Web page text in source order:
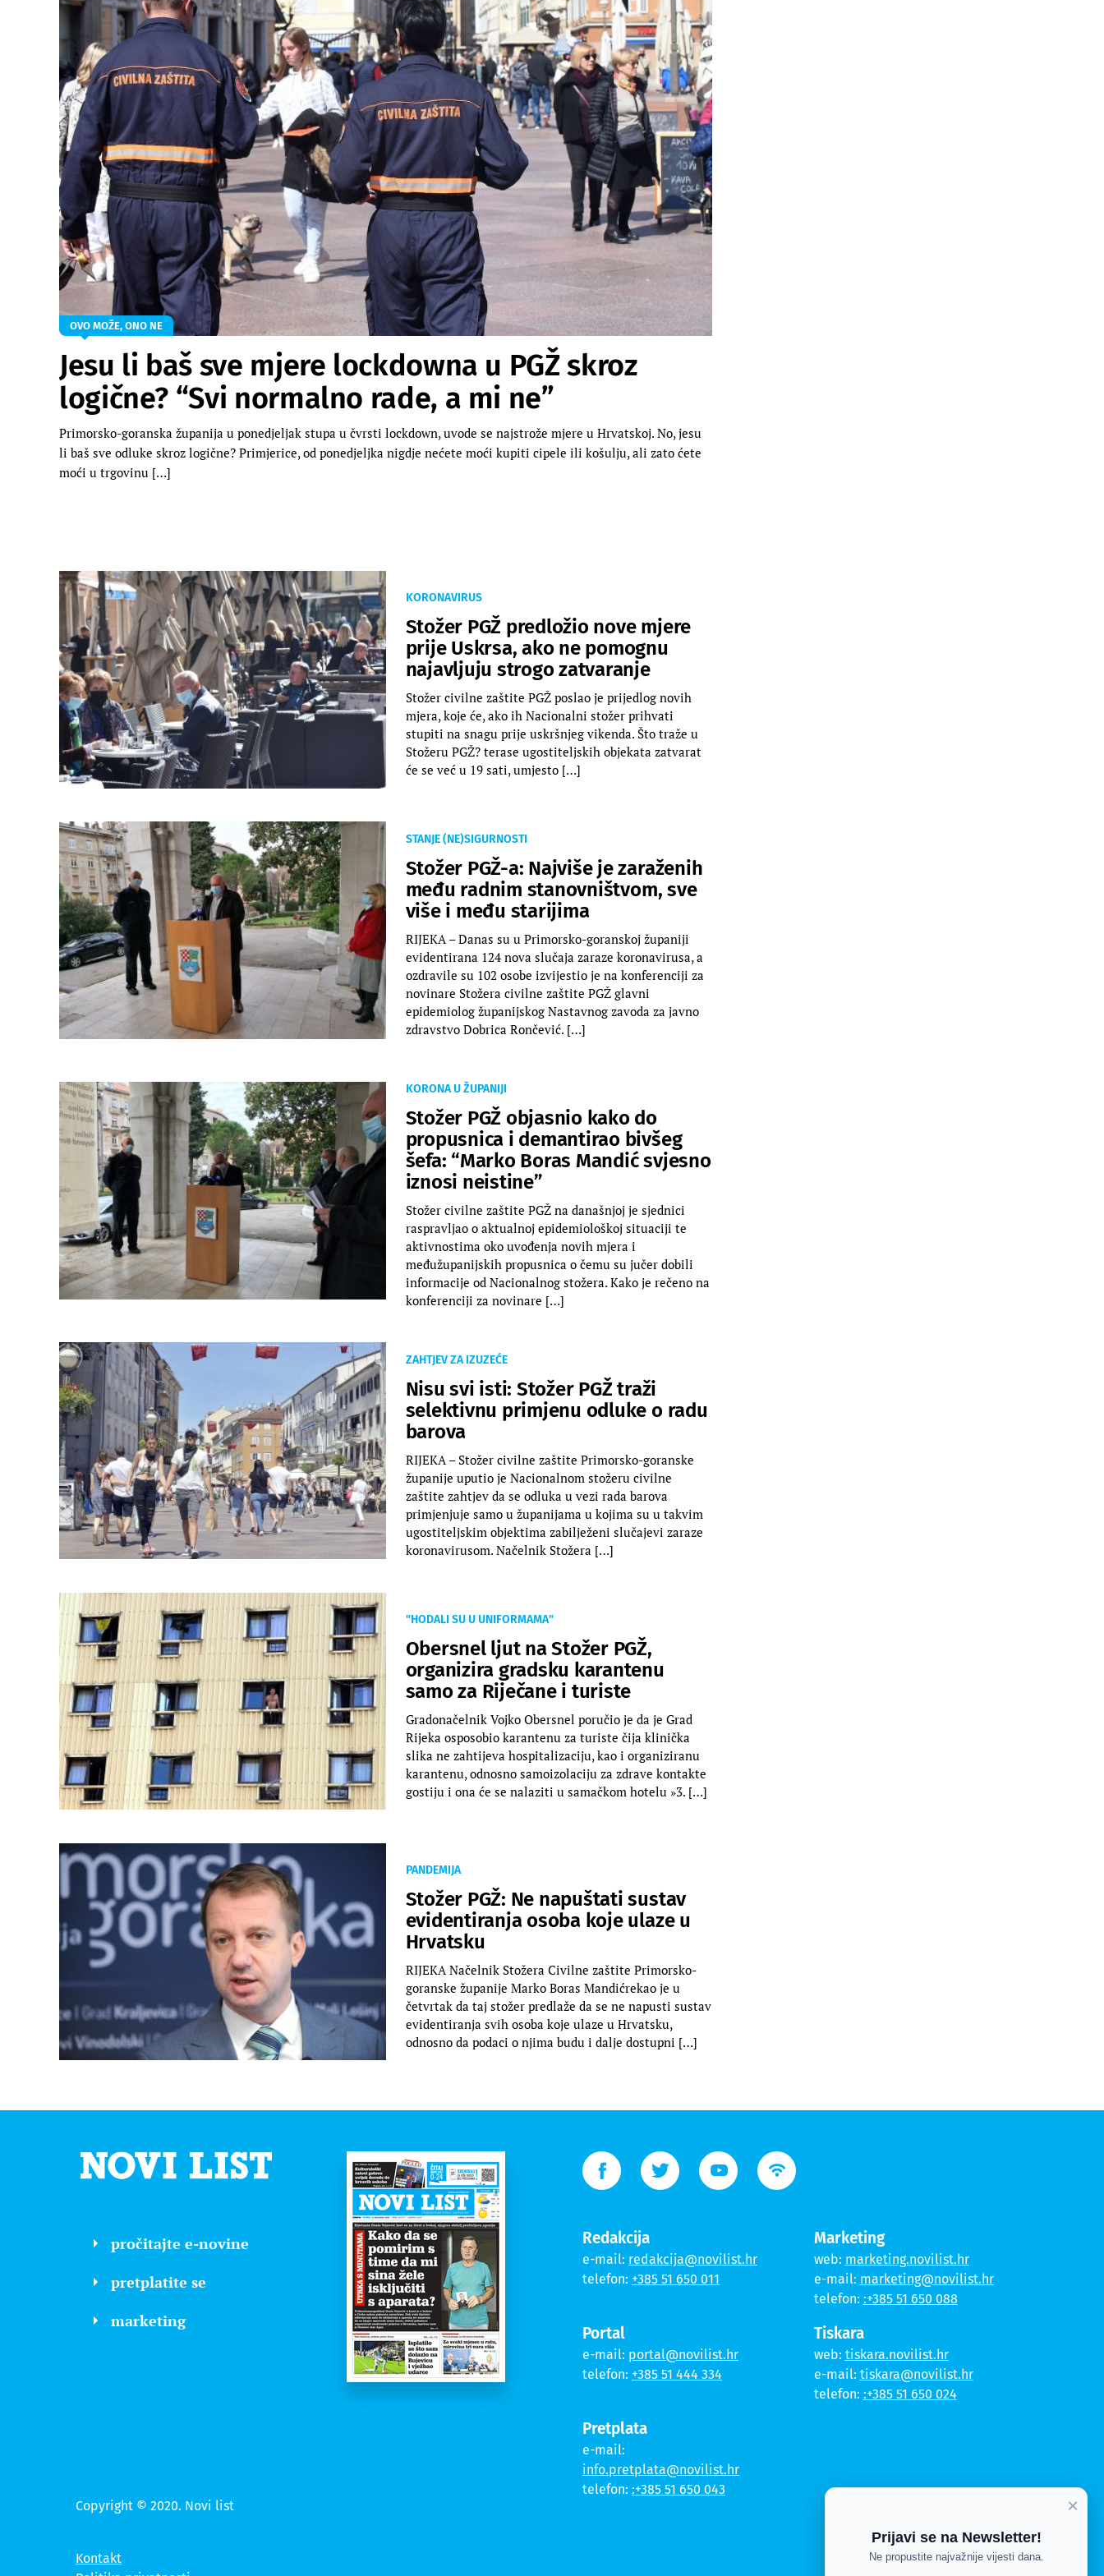
OVO MOŽE, ONO NE
Jesu li baš sve mjere lockdowna u PGŽ skroz
logične? “Svi normalno rade, a mi ne”
Primorsko-goranska županija u ponedjeljak stupa u čvrsti lockdown, uvode se najstrože mjere u Hrvatskoj. No, jesu
li baš sve odluke skroz logične? Primjerice, od ponedjeljka nigdje nećete moći kupiti cipele ili košulju, ali zato ćete
moći u trgovinu […]
KORONAVIRUS
Stožer PGŽ predložio nove mjere
prije Uskrsa, ako ne pomognu
najavljuju strogo zatvaranje
Stožer civilne zaštite PGŽ poslao je prijedlog novih
mjera, koje će, ako ih Nacionalni stožer prihvati
stupiti na snagu prije uskršnjeg vikenda. Što traže u
Stožeru PGŽ? terase ugostiteljskih objekata zatvarat
će se već u 19 sati, umjesto […]
STANJE (NE)SIGURNOSTI
Stožer PGŽ-a: Najviše je zaraženih
među radnim stanovništvom, sve
više i među starijima
RIJEKA – Danas su u Primorsko-goranskoj županiji
evidentirana 124 nova slučaja zaraze koronavirusa, a
ozdravile su 102 osobe izvijestio je na konferenciji za
novinare Stožera civilne zaštite PGŽ glavni
epidemiolog županijskog Nastavnog zavoda za javno
zdravstvo Dobrica Rončević. […]
KORONA U ŽUPANIJI
Stožer PGŽ objasnio kako do
propusnica i demantirao bivšeg
šefa: “Marko Boras Mandić svjesno
iznosi neistine”
Stožer civilne zaštite PGŽ na današnjoj je sjednici
raspravljao o aktualnoj epidemiološkoj situaciji te
aktivnostima oko uvođenja novih mjera i
međužupanijskih propusnica o čemu su jučer dobili
informacije od Nacionalnog stožera. Kako je rečeno na
konferenciji za novinare […]
ZAHTJEV ZA IZUZEĆE
Nisu svi isti: Stožer PGŽ traži
selektivnu primjenu odluke o radu
barova
RIJEKA – Stožer civilne zaštite Primorsko-goranske
županije uputio je Nacionalnom stožeru civilne
zaštite zahtjev da se odluka u vezi rada barova
primjenjuje samo u županijama u kojima su u takvim
ugostiteljskim objektima zabilježeni slučajevi zaraze
koronavirusom. Načelnik Stožera […]
"HODALI SU U UNIFORMAMA"
Obersnel ljut na Stožer PGŽ,
organizira gradsku karantenu
samo za Riječane i turiste
Gradonačelnik Vojko Obersnel poručio je da je Grad
Rijeka osposobio karantenu za turiste čija klinička
slika ne zahtijeva hospitalizaciju, kao i organiziranu
karantenu, odnosno samoizolaciju za zdrave kontakte
gostiju i ona će se nalaziti u samačkom hotelu »3. […]
PANDEMIJA
Stožer PGŽ: Ne napuštati sustav
evidentiranja osoba koje ulaze u
Hrvatsku
RIJEKA Načelnik Stožera Civilne zaštite Primorsko-
goranske županije Marko Boras Mandićrekao je u
četvrtak da taj stožer predlaže da se ne napusti sustav
evidentiranja svih osoba koje ulaze u Hrvatsku,
odnosno da podaci o njima budu i dalje dostupni […]
pročitajte e-novine
pretplatite se
marketing
Redakcija
e-mail: redakcija@novilist.hr
telefon: +385 51 650 011
Portal
e-mail: portal@novilist.hr
telefon: +385 51 444 334
Pretplata
e-mail:
info.pretplata@novilist.hr
telefon: :+385 51 650 043
Marketing
web: marketing.novilist.hr
e-mail: marketing@novilist.hr
telefon: :+385 51 650 088
Tiskara
web: tiskara.novilist.hr
e-mail: tiskara@novilist.hr
telefon: :+385 51 650 024
Copyright © 2020. Novi list
Kontakt
×
Prijavi se na Newsletter!
Ne propustite najvažnije vijesti dana.